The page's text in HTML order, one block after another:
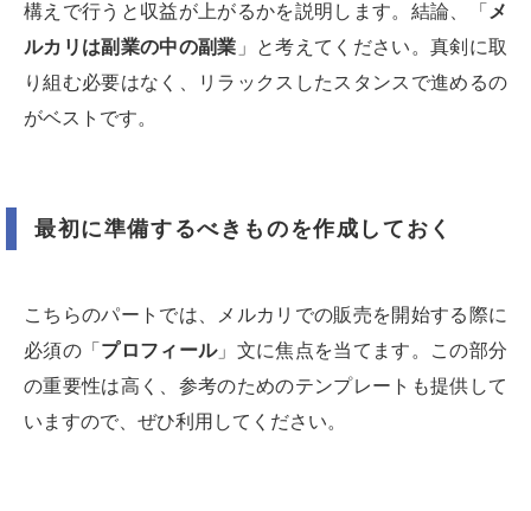
構えで行うと収益が上がるかを説明します。結論、「 メ
ルカリは副業の中の副業 」と考えてください。真剣に取
り組む必要はなく、リラックスしたスタンスで進めるの
がベストです。
最初に準備するべきものを作成しておく
こちらのパートでは、メルカリでの販売を開始する際に
必須の「 プロフィール」文に焦点を当てます。この部分
の重要性は高く、参考のためのテンプレートも提供して
いますので、ぜひ利用してください。